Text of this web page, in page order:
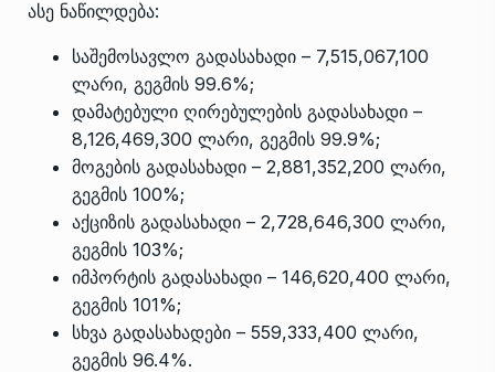
ასე ნაწილდება:
საშემოსავლო გადასახადი – 7,515,067,100
ლარი, გეგმის 99.6%;
დამატებული ღირებულების გადასახადი –
8,126,469,300 ლარი, გეგმის 99.9%;
მოგების გადასახადი – 2,881,352,200 ლარი,
გეგმის 100%;
აქციზის გადასახადი – 2,728,646,300 ლარი,
გეგმის 103%;
იმპორტის გადასახადი – 146,620,400 ლარი,
გეგმის 101%;
სხვა გადასახადები – 559,333,400 ლარი,
გეგმის 96.4%.